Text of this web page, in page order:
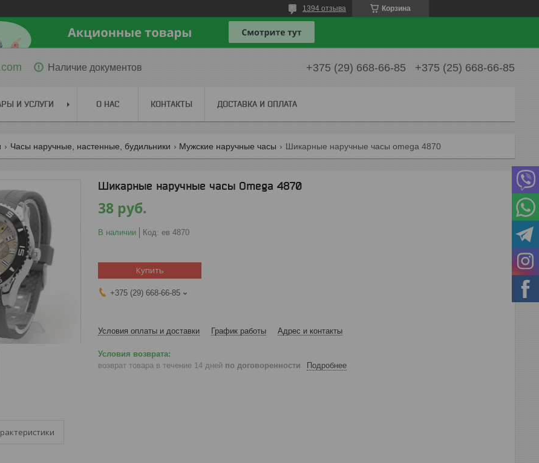
Корзина
1394 отзыва
Наличие документов +375 (29) 668-66-85 +375 (25) 668-66-85
И УСЛУГИ О НАС КОНТАКТЫ ДОСТАВКА И ОПЛАТА
Часы наручные, настенные, будильники Мужские наручные часы Шикарные наручные часы omega 4870
Шикарные наручные часы Omega 4870
38 руб.
В наличии Код: ев 4870
Купить
+375 (29) 668-66-85
Условия оплаты и доставки График работы Адрес и контакты
возврат товара в течение 14 дней по договоренности Подробнее